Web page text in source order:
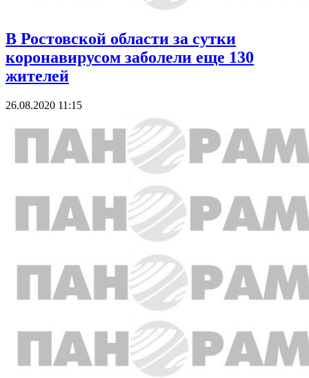
В Ростовской области за сутки
коронавирусом заболели еще 130
жителей
26.08.2020 11:15